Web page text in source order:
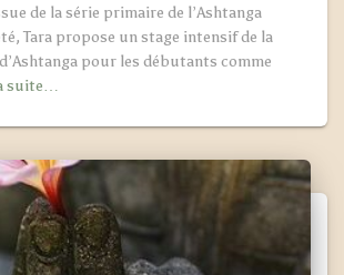
de la série primaire de l’Ashtanga
Tara propose un stage intensif de la
pour les débutants comme
suite…